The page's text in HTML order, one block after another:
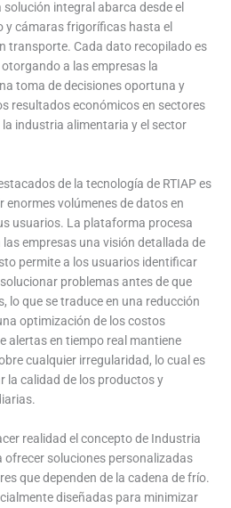
integral abarca desde el
y cámaras frigoríficas hasta el
transporte. Cada dato recopilado es
a las empresas la
toma de decisiones oportuna y
resultados económicos en sectores
industria alimentaria y el sector
de la tecnología de RTIAP es
volúmenes de datos en
usuarios. La plataforma procesa
empresas una visión detallada de
permite a los usuarios identificar
problemas antes de que
lo que se traduce en una reducción
optimización de los costos
alertas en tiempo real mantiene
cualquier irregularidad, lo cual es
la calidad de los productos y
realidad el concepto de Industria
ofrecer soluciones personalizadas
que dependen de la cadena de frío.
diseñadas para minimizar